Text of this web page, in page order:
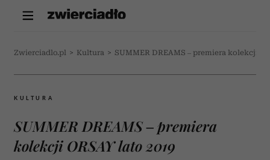
Zwierciadlo.pl > Kultura > SUMMER DREAMS – premiera kolekcji
KULTURA
SUMMER DREAMS – premiera
kolekcji ORSAY lato 2019